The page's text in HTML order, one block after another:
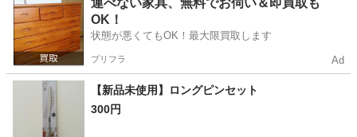
運べない家具、無料でお伺い＆即買取も
OK！
状態が悪くてもOK！最大限買取します
プリフラ Ad
【新品未使用】ロングピンセット
300円